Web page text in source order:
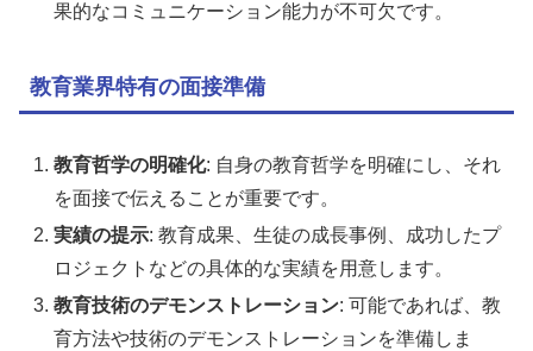
果的なコミュニケーション能力が不可欠です。
教育業界特有の面接準備
教育哲学の明確化: 自身の教育哲学を明確にし、それ
を面接で伝えることが重要です。
実績の提示: 教育成果、生徒の成長事例、成功したプ
ロジェクトなどの具体的な実績を用意します。
教育技術のデモンストレーション: 可能であれば、教
育方法や技術のデモンストレーションを準備しま